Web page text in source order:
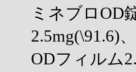
ミネブロOD
2.5mg(\91.6)
ODフィルム